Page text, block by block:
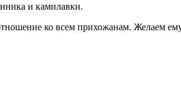
и камилавки.
ко всем прихожанам. Желаем